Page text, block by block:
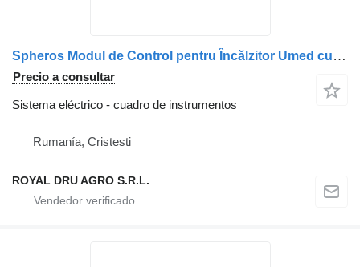
Spheros Modul de Control pentru Încălzitor Umed cuadro de instrumentos para Spheros Volvo 22035282 camión
Precio a consultar
Sistema eléctrico - cuadro de instrumentos
Rumanía, Cristesti
ROYAL DRU AGRO S.R.L.